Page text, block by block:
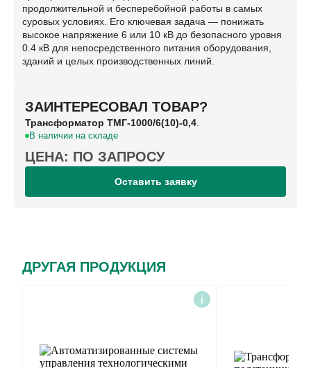
продолжительной и бесперебойной работы в самых
суровых условиях. Его ключевая задача — понижать
высокое напряжение 6 или 10 кВ до безопасного уровня
0.4 кВ для непосредственного питания оборудования,
зданий и целых производственных линий.
ЗАИНТЕРЕСОВАЛ ТОВАР?
Трансформатор ТМГ-1000/6(10)-0,4
В наличии на складе
ЦЕНА: ПО ЗАПРОСУ
Оставить заявку
ДРУГАЯ ПРОДУКЦИЯ